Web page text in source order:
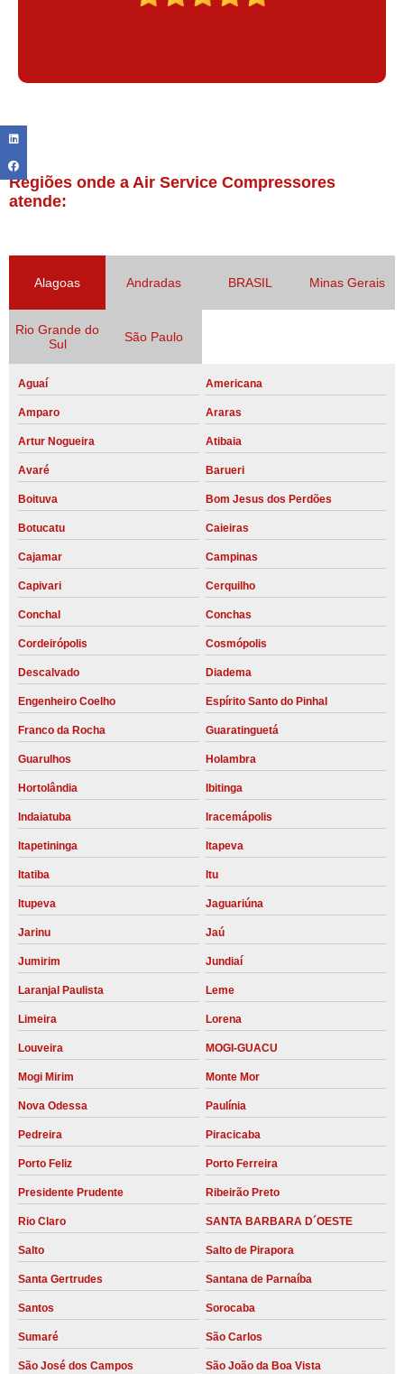
Regiões onde a Air Service Compressores
atende:
Alagoas Andradas BRASIL Minas Gerais
Rio Grande do
Sul
São Paulo
Aguaí Americana
Amparo Araras
Artur Nogueira Atibaia
Avaré Barueri
Boituva Bom Jesus dos Perdões
Botucatu Caieiras
Cajamar Campinas
Capivari Cerquilho
Conchal Conchas
Cordeirópolis Cosmópolis
Descalvado Diadema
Engenheiro Coelho Espírito Santo do Pinhal
Franco da Rocha Guaratinguetá
Guarulhos Holambra
Hortolândia Ibitinga
Indaiatuba Iracemápolis
Itapetininga Itapeva
Itatiba Itu
Itupeva Jaguariúna
Jarinu Jaú
Jumirim Jundiaí
Laranjal Paulista Leme
Limeira Lorena
Louveira MOGI-GUACU
Mogi Mirim Monte Mor
Nova Odessa Paulínia
Pedreira Piracicaba
Porto Feliz Porto Ferreira
Presidente Prudente Ribeirão Preto
Rio Claro SANTA BARBARA D´OESTE
Salto Salto de Pirapora
Santa Gertrudes Santana de Parnaíba
Santos Sorocaba
Sumaré São Carlos
São José dos Campos São João da Boa Vista